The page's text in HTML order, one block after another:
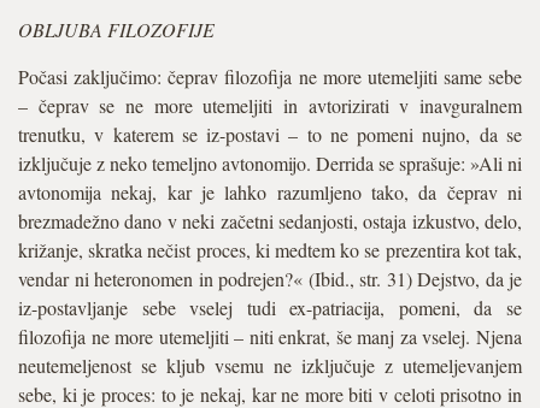
OBLJUBA FILOZOFIJE
Počasi zaključimo: čeprav filozofija ne more utemeljiti same sebe
– čeprav se ne more utemeljiti in avtorizirati v inavguralnem
trenutku, v katerem se iz-postavi – to ne pomeni nujno, da se
izključuje z neko temeljno avtonomijo. Derrida se sprašuje: »Ali ni
avtonomija nekaj, kar je lahko razumljeno tako, da čeprav ni
brezmadežno dano v neki začetni sedanjosti, ostaja izkustvo, delo,
križanje, skratka nečist proces, ki medtem ko se prezentira kot tak,
vendar ni heteronomen in podrejen?« (Ibid., str. 31) Dejstvo, da je
iz-postavljanje sebe vselej tudi ex-patriacija, pomeni, da se
filozofija ne more utemeljiti – niti enkrat, še manj za vselej. Njena
neutemeljenost se kljub vsemu ne izključuje z utemeljevanjem
sebe, ki je proces: to je nekaj, kar ne more biti v celoti prisotno in